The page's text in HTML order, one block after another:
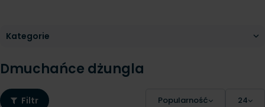
Dmuchańce dżungla
Filtr Popularność 24